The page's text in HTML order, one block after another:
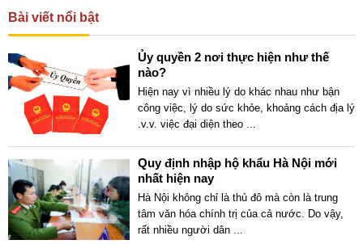
Bài viết nổi bật
Ủy quyền 2 nơi thực hiện như thế
nào?
Hiện nay vì nhiều lý do khác nhau như bận
công việc, lý do sức khỏe, khoảng cách địa lý
.v.v. việc đại diện theo ...
Quy định nhập hộ khẩu Hà Nội mới
nhất hiện nay
Hà Nội không chỉ là thủ đô mà còn là trung
tâm văn hóa chính trị của cả nước. Do vậy,
rất nhiều người dân